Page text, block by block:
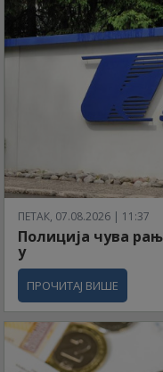
ПЕТАК, 07.08.2026 | 11:37
Полиција чува
у
ПРОЧИТАЈ ВИШЕ